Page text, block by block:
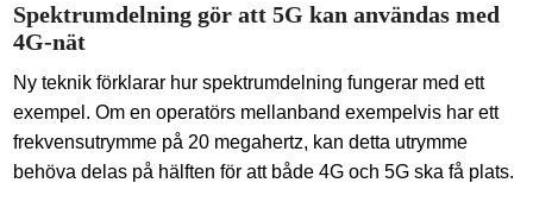
Spektrumdelning gör att 5G kan användas med
4G-nät
Ny teknik förklarar hur spektrumdelning fungerar med ett
exempel. Om en operatörs mellanband exempelvis har ett
frekvensutrymme på 20 megahertz, kan detta utrymme
behöva delas på hälften för att både 4G och 5G ska få plats.